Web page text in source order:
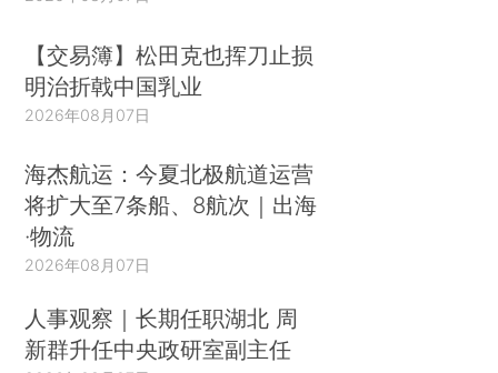
【交易簿】松田克也挥刀止损
明治折戟中国乳业
2026年08月07日
海杰航运：今夏北极航道运营
将扩大至7条船、8航次｜出海
·物流
2026年08月07日
人事观察｜长期任职湖北 周
新群升任中央政研室副主任